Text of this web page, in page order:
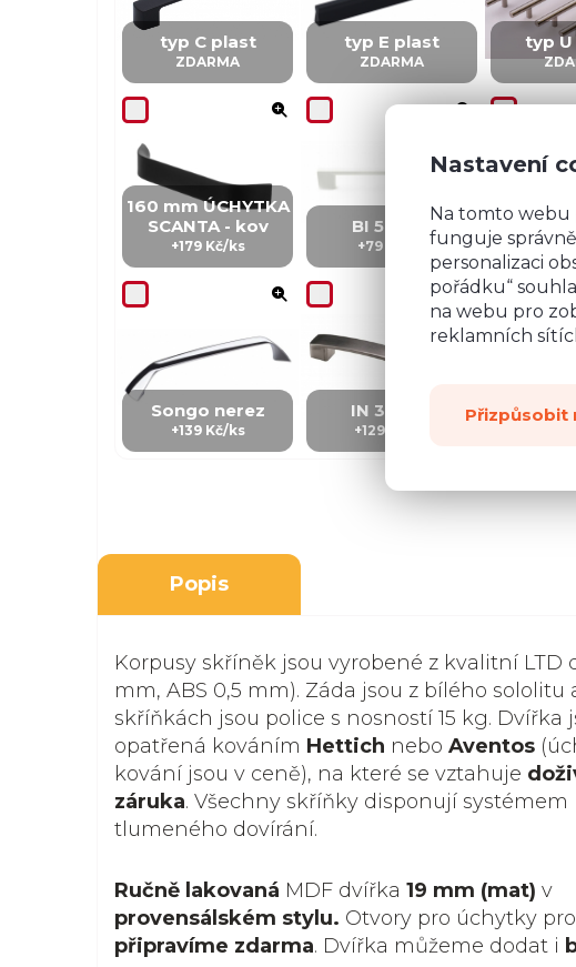
typ C plast
ZDARMA
typ E plast
ZDARMA
typ U
160 mm ÚCHYTKA
SCANTA - kov
+179 Kč/ks
BI 5 - kov
+79 Kč/ks
CZ
+99
Songo nerez
+139 Kč/ks
IN 3 - kov
+129 Kč/Ks
Popis
Korpusy skříněk jsou vyrobené z kvalitní LTD
mm, ABS 0,5 mm). Záda jsou z bílého sololitu
skříňkách jsou police s nosností 15 kg. Dvířka
opatřená kováním Hettich nebo Aventos
kování jsou v ceně), na které se vztahuje
záruka. Všechny skříňky disponují systémem
tlumeného dovírání.
Ručně lakovaná MDF dvířka 19 mm (mat) v
provensálském stylu. Otvory pro úchytky
připravíme zdarma. Dvířka můžeme dodat i
Nastavení
Na tomto webu
funguje
personalizaci
pořádku“
na webu pro
reklamních
Přizpůsobit